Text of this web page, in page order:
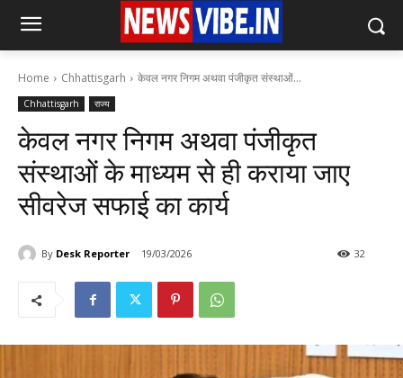
Home Chhattisgarh केवल नगर निगम अथवा पंजीकृत संस्थाओं...
Chhattisgarh राज्य
केवल नगर निगम अथवा पंजीकृत
संस्थाओं के माध्यम से ही कराया जाए
सीवरेज सफाई का कार्य
By Desk Reporter 19/03/2026 32